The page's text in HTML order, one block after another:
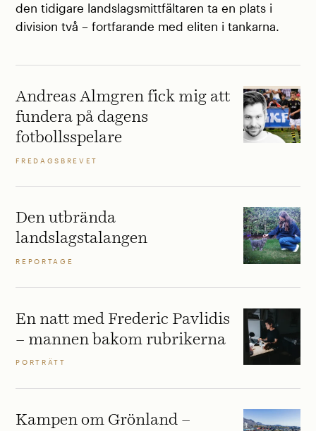
den tidigare landslagsmittfältaren ta en plats i
division två – fortfarande med eliten i tankarna.
Andreas Almgren fick mig att
fundera på dagens
fotbollsspelare
FREDAGSBREVET
Den utbrända
landslagstalangen
REPORTAGE
En natt med Frederic Pavlidis
– mannen bakom rubrikerna
PORTRÄTT
Kampen om Grönland –